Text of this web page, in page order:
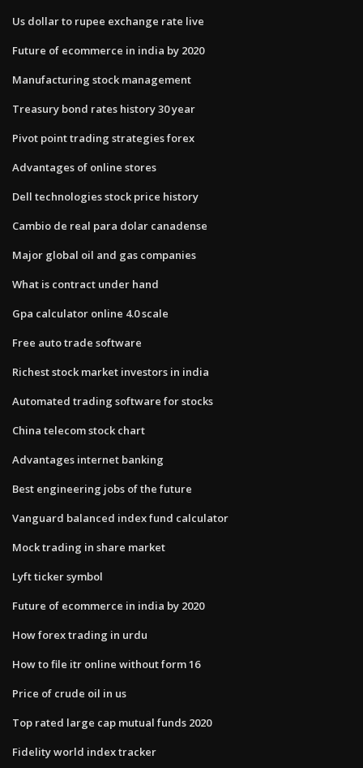
Us dollar to rupee exchange rate live
Future of ecommerce in india by 2020
Manufacturing stock management
Treasury bond rates history 30 year
Pivot point trading strategies forex
Advantages of online stores
Dell technologies stock price history
Cambio de real para dolar canadense
Major global oil and gas companies
What is contract under hand
Gpa calculator online 4.0 scale
Free auto trade software
Richest stock market investors in india
Automated trading software for stocks
China telecom stock chart
Advantages internet banking
Best engineering jobs of the future
Vanguard balanced index fund calculator
Mock trading in share market
Lyft ticker symbol
Future of ecommerce in india by 2020
How forex trading in urdu
How to file itr online without form 16
Price of crude oil in us
Top rated large cap mutual funds 2020
Fidelity world index tracker